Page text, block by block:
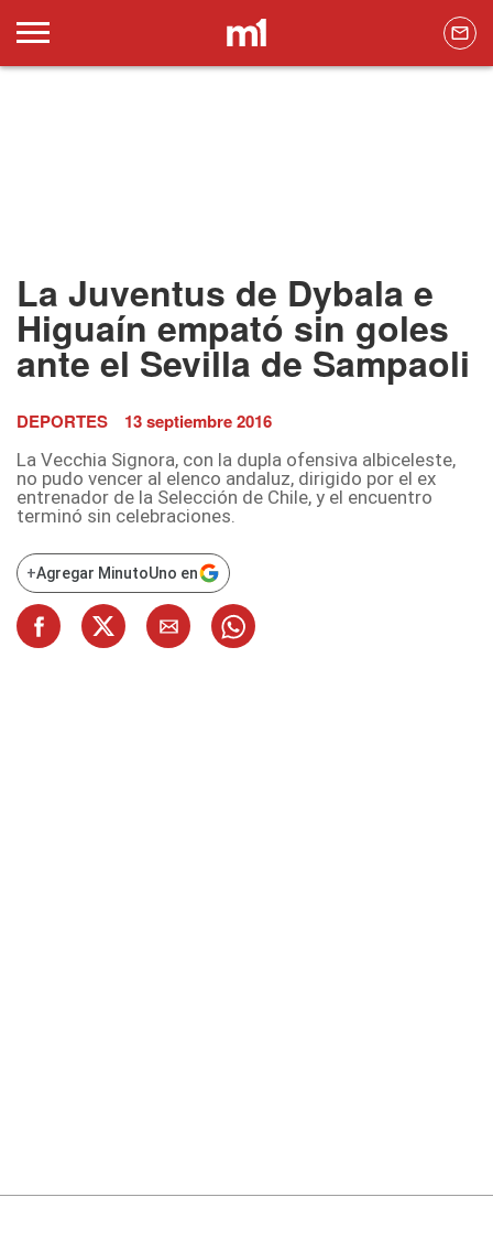
La Juventus de Dybala e
Higuaín empató sin goles
ante el Sevilla de Sampaoli
DEPORTES 13 septiembre 2016
La Vecchia Signora, con la dupla ofensiva albiceleste,
no pudo vencer al elenco andaluz, dirigido por el ex
entrenador de la Selección de Chile, y el encuentro
terminó sin celebraciones.
+Agregar MinutoUno en